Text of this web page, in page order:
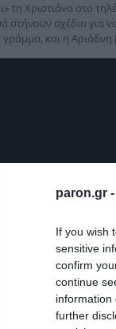
paron.gr -
If you wish
sensitive
confirm
continue
information
further
τη Χριστιάνα στο
σχέδιο για
και η